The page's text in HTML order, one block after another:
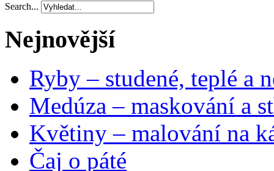
Search...
Nejnovější
Ryby – studené, teplé a
Medúza – maskování a
Květiny – malování na
Čaj o páté